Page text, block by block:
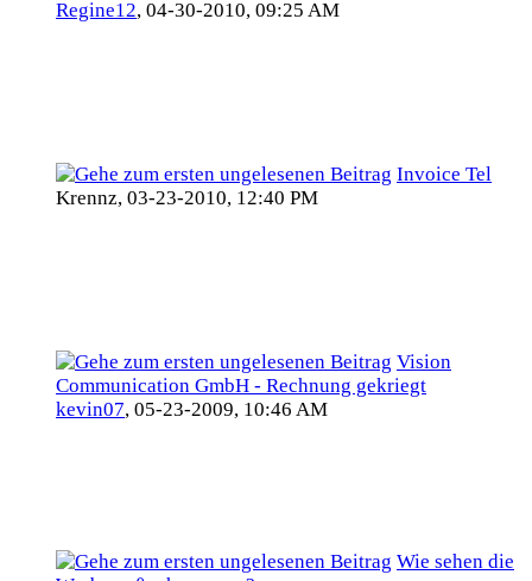
Regine12, 04-30-2010, 09:25 AM
Invoice Tel
Krennz, 03-23-2010, 12:40 PM
Vision
Communication GmbH - Rechnung gekriegt
kevin07, 05-23-2009, 10:46 AM
Wie sehen die